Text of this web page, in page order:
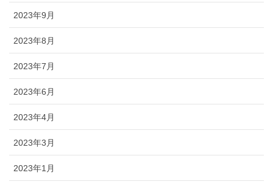
2023年9月
2023年8月
2023年7月
2023年6月
2023年4月
2023年3月
2023年1月